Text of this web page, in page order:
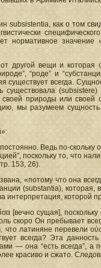
subsistentia, как о том
нормативное значение
другой вещи и которая
“роде” и
существует всегда.
существовала
природы или своей
мы разумеем
Ведь по-скольку
поскольку то, что
153, 26).
«потому что она
(substantia), которая,
интерпретация, которой
[вечно сущая],
скоро Он пребывает
латиняне перевели
всегда? Эта
— она “есть всегда”, а
красиво и сжато.